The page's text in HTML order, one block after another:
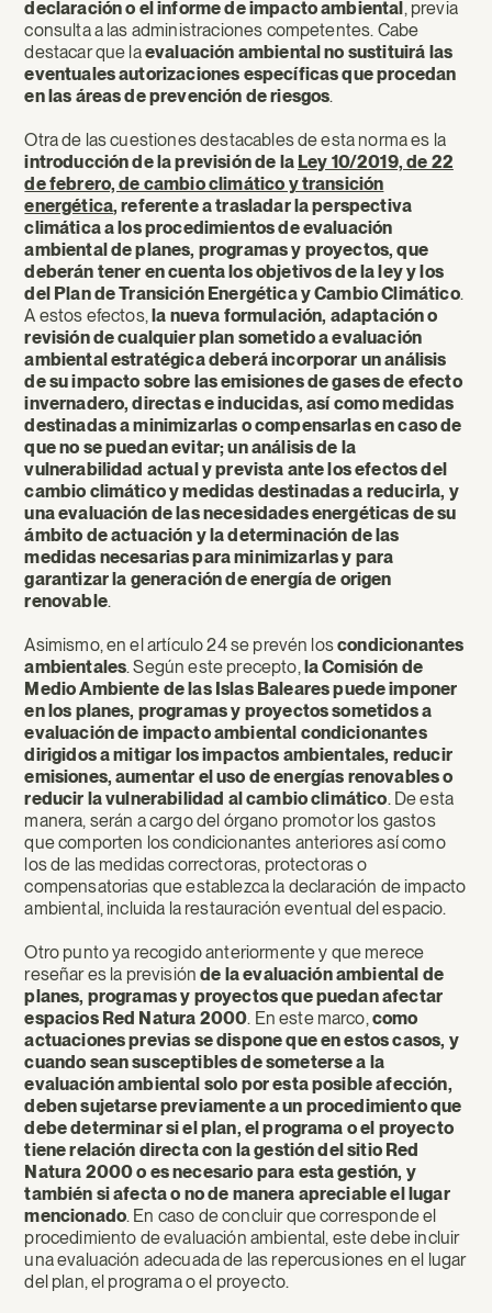
declaración o el informe de impacto ambiental, previa
consulta a las administraciones competentes. Cabe
destacar que laevaluación ambiental no sustituirá las
eventuales autorizaciones específicas que procedan
en las áreas de prevención de riesgos.
Otra de las cuestiones destacables de esta norma es la
introducción de la previsión de la Ley 10/2019, de 22
de febrero, de cambio climático y transición
energética, referente a trasladar la perspectiva
climática a los procedimientos de evaluación
ambiental de planes, programas y proyectos, que
deberán tener en cuenta los objetivos de la ley y los
del Plan de Transición Energética y Cambio Climático.
A estos efectos,la nueva formulación, adaptación o
revisión de cualquier plan sometido a evaluación
ambiental estratégica deberá incorporar un análisis
de su impacto sobre las emisiones de gases de efecto
invernadero, directas e inducidas, así como medidas
destinadas a minimizarlas o compensarlas en caso de
que no se puedan evitar; un análisis de la
vulnerabilidad actual y prevista ante los efectos del
cambio climático y medidas destinadas a reducirla, y
una evaluación de las necesidades energéticas de su
ámbito de actuación y la determinación de las
medidas necesarias para minimizarlas y para
garantizar la generación de energía de origen
renovable.
Asimismo, en el artículo 24 se prevén loscondicionantes
ambientales. Según este precepto, la Comisión de
Medio Ambiente de las Islas Balearespuede imponer
en los planes, programas y proyectos sometidos a
evaluación de impacto ambiental condicionantes
dirigidos a mitigar los impactos ambientales, reducir
emisiones, aumentar el uso de energías renovables o
reducir la vulnerabilidad al cambio climático. De esta
manera, serán a cargo del órgano promotor los gastos
que comporten los condicionantes anteriores así como
los de las medidas correctoras, protectoras o
compensatorias que establezca la declaración de impacto
ambiental, incluida la restauración eventual del espacio.
Otro punto ya recogido anteriormente y que merece
reseñar es la previsiónde la evaluación ambiental de
planes, programas y proyectos que puedan afectar
espacios Red Natura 2000. En este marco, como
actuaciones previas se dispone que en estos casos, y
cuando sean susceptibles de someterse a la
evaluación ambiental solo por esta posible afección,
deben sujetarse previamente a un procedimiento que
debe determinar si el plan, el programa o el proyecto
tiene relación directa con la gestión del sitio Red
Natura 2000 o es necesario para esta gestión, y
también si afecta o no de manera apreciable el lugar
mencionado. En caso de concluir que corresponde el
procedimiento de evaluación ambiental, este debe incluir
una evaluación adecuada de las repercusiones en el lugar
del plan, el programa o el proyecto.